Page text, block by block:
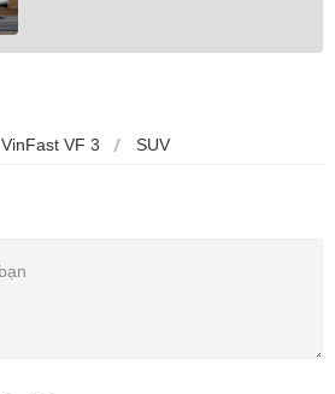
VinFast VF 3 SUV